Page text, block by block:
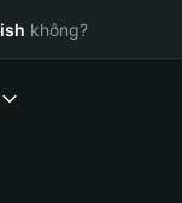
không?